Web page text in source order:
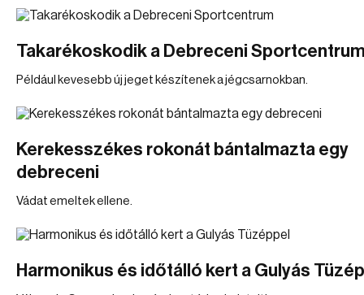
Takarékoskodik a Debreceni
Például kevesebb új jeget készítenek a jégcsarnokban.
Kerekesszékes rokonát bántalmazta egy
debreceni
Vádat emeltek ellene.
Harmonikus és időtálló kert a Gulyás